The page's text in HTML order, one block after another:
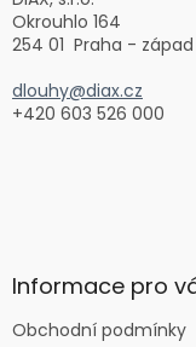
Okrouhlo 164
254 01 Praha - západ
dlouhy@diax.cz
+420 603 526 000
Informace pro
Obchodní podmínky